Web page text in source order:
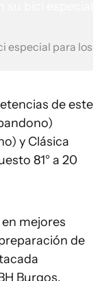
especial para los
de este
y Clásica
81° a 20
mejores
de
Burgos.